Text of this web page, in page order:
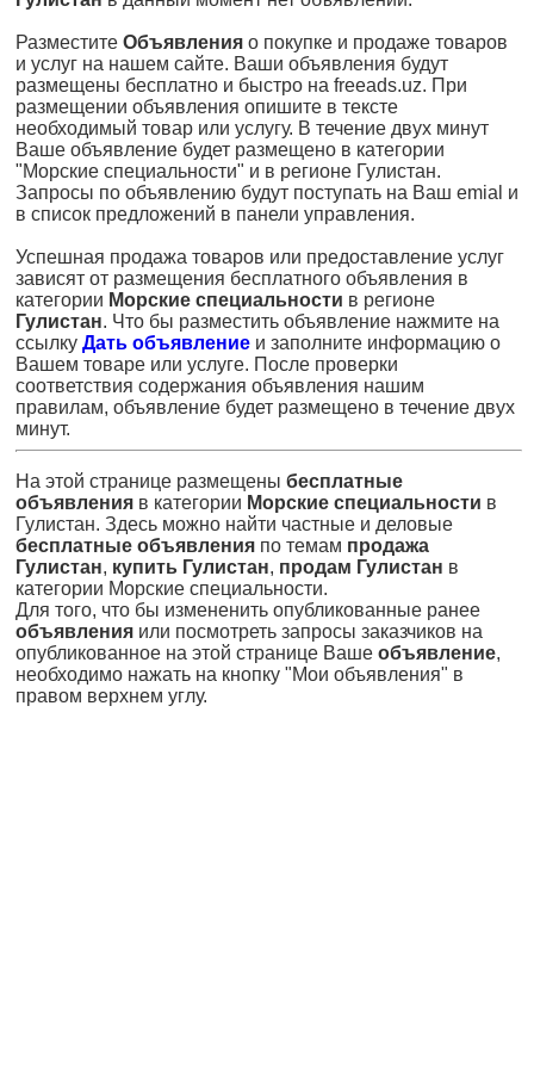
Разместите Объявления о покупке и продаже товаров
и услуг на нашем сайте. Ваши объявления будут
размещены бесплатно и быстро на freeads.uz. При
размещении объявления опишите в тексте
необходимый товар или услугу. В течение двух минут
Ваше объявление будет размещено в категории
"Морские специальности" и в регионе Гулистан.
Запросы по объявлению будут поступать на Ваш emial и
в список предложений в панели управления.
Успешная продажа товаров или предоставление услуг
зависят от размещения бесплатного объявления в
категории Морские специальности в регионе
Гулистан. Что бы разместить объявление нажмите на
ссылку Дать объявление и заполните информацию о
Вашем товаре или услуге. После проверки
соответствия содержания объявления нашим
правилам, объявление будет размещено в течение двух
минут.
На этой странице размещены бесплатные
объявления в категории Морские специальности в
Гулистан. Здесь можно найти частные и деловые
бесплатные объявления по темам продажа
Гулистан, купить Гулистан, продам Гулистан в
категории Морские специальности.
Для того, что бы измененить опубликованные ранее
объявления или посмотреть запросы заказчиков на
опубликованное на этой странице Ваше объявление,
необходимо нажать на кнопку "Мои объявления" в
правом верхнем углу.